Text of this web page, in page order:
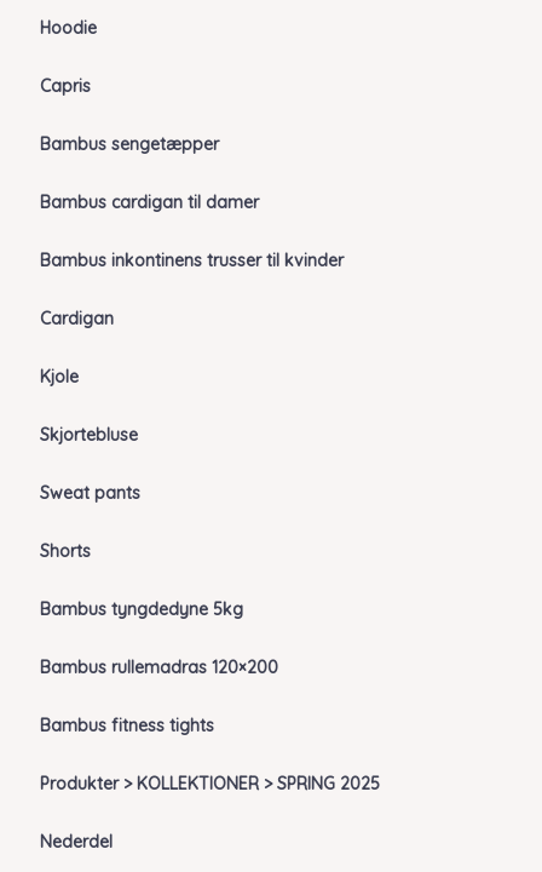
Hoodie
Capris
Bambus sengetæpper
Bambus cardigan til damer
Bambus inkontinens trusser til kvinder
Cardigan
Kjole
Skjortebluse
Sweat pants
Shorts
Bambus tyngdedyne 5kg
Bambus rullemadras 120×200
Bambus fitness tights
Produkter > KOLLEKTIONER > SPRING 2025
Nederdel